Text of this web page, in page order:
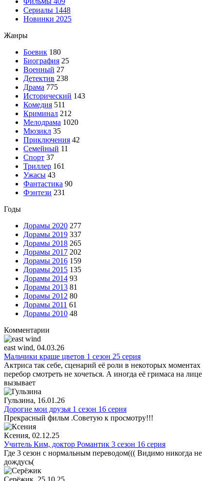
Сериалы 1448
Новинки 2025
Жанры
Боевик 180
Биография 25
Военный 27
Детектив 238
Драма 775
Исторический 143
Комедия 511
Криминал 212
Мелодрама 1020
Мюзикл 35
Приключения 42
Семейный 11
Спорт 37
Триллер 161
Ужасы 43
Фантастика 90
Фэнтези 231
Годы
Дорамы 2020 277
Дорамы 2019 337
Дорамы 2018 265
Дорамы 2017 202
Дорамы 2016 159
Дорамы 2015 135
Дорамы 2014 93
Дорамы 2013 81
Дорамы 2012 80
Дорамы 2011 61
Дорамы 2010 48
Комментарии
east wind, 04.03.26
Мальчики краше цветов 1 сезон 25 серия
Актриса так себе, сценарий её роли в некоторых моментах
перебор смотреть не хочеться. А иногда её гримаса на лице
вызывает
Гульзина, 16.01.26
Дорогие мои друзья 1 сезон 16 серия
Прекрасный фильм .Советую к просмотру!!!
Ксения, 02.12.25
Учитель Ким, доктор Романтик 3 сезон 16 серия
Где 3 сезон с нормальным переводом((( Видимо никогда не
дождусь(
Серёжик, 25.10.25